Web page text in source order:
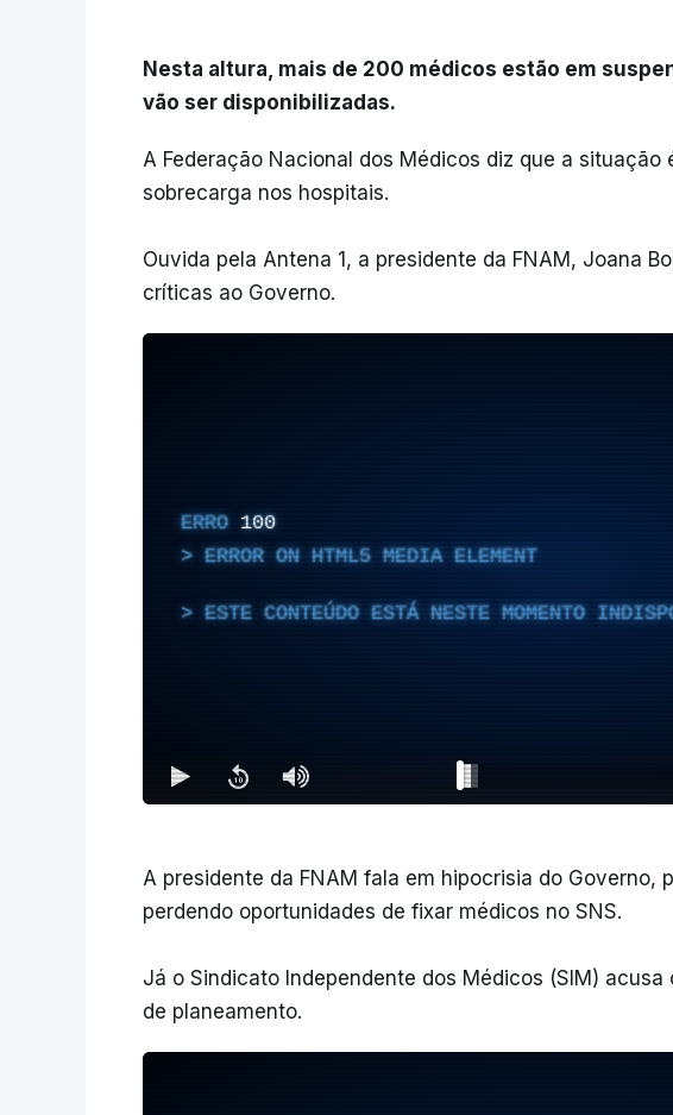
Nesta altura, mais de 200 médicos estão em
vão ser disponibilizadas.
A Federação Nacional dos Médicos diz que a
sobrecarga nos hospitais.
Ouvida pela Antena 1, a presidente da FNAM, Joana
críticas ao Governo.
ERRO 100
ERROR ON HTML5 MEDIA ELEMENT
ESTE CONTEÚDO ESTÁ NESTE MOMENTO
A presidente da FNAM fala em hipocrisia do Governo,
perdendo oportunidades de fixar médicos no SNS.
Já o Sindicato Independente dos Médicos (SIM)
de planeamento.